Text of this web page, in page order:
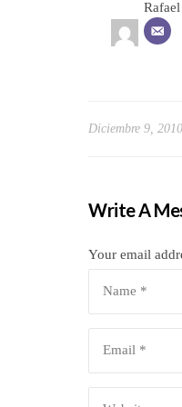
Diciembre 9, 2010
Write A
Your email